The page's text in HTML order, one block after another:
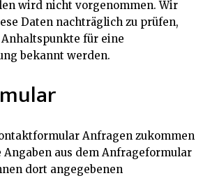
wird nicht vorgenommen. Wir
Daten nachträglich zu prüfen,
für eine
bekannt werden.
Anfragen zukommen
aus dem Anfrageformular
dort angegebenen